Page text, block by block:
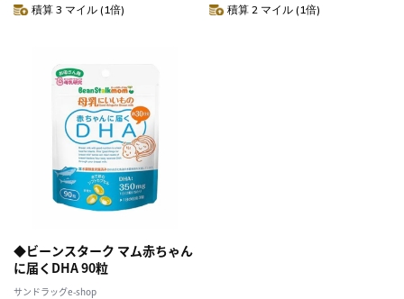
積算 3 マイル (1倍) 積算 2 マイル (1倍)
◆ビーンスターク マム赤ちゃん
に届くDHA 90粒
サンドラッグe-shop